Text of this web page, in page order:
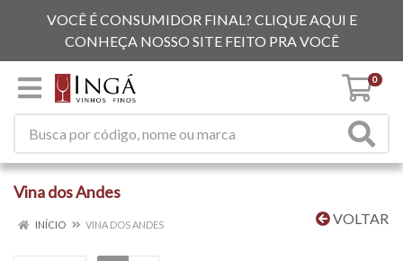
VOCÊ É CONSUMIDOR FINAL? CLIQUE AQUI E
CONHEÇA NOSSO SITE FEITO PRA VOCÊ
0
Vina dos Andes
VOLTAR
INÍCIO VINA DOS ANDES